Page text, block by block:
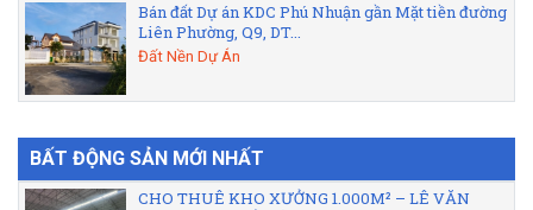
Bán đất Dự án KDC Phú Nhuận gần Mặt tiền đường
Liên Phường, Q9, DT...
Đất Nền Dự Án
BẤT ĐỘNG SẢN MỚI NHẤT
CHO THUÊ KHO XƯỞNG 1.000M² – LÊ VĂN